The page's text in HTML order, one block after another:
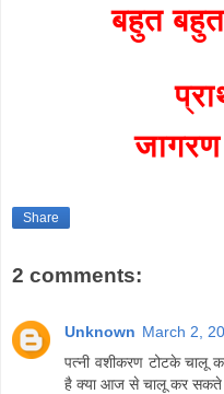
बहुत
Share
2 comments:
Unknown March 2,
पत्नी वशीकरण टोटके चालू
है क्या आज से चालू कर सकते